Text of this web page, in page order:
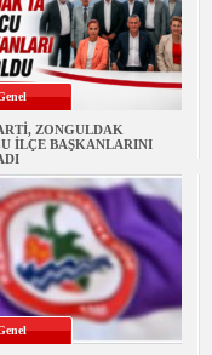
ZONGULDAK
İLÇE BAŞKANLARINI